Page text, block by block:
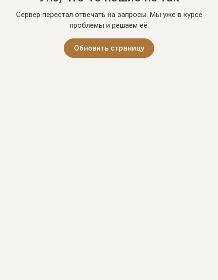
Сервер перестал отвечать на запросы. Мы уже в курсе
проблемы и решаем её.
Обновить страницу